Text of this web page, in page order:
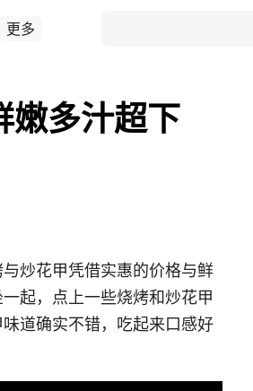
更多
嫩多汁超下
炒花甲凭借实惠的价格与鲜
起，点上一些烧烤和炒花甲
道确实不错，吃起来口感好